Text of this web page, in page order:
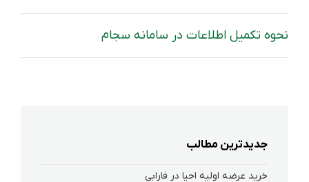
نحوه تکمیل اطلاعات در سامانه سجام
جدیدترین مطالب
خرید عرضه اولیه احیا در فارابی